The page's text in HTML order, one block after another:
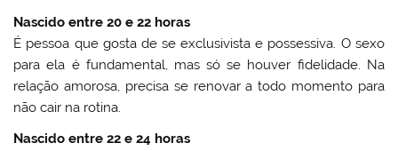
Nascido entre 20 e 22 horas
É pessoa que gosta de se exclusivista e possessiva. O sexo
para ela é fundamental, mas só se houver fidelidade. Na
relação amorosa, precisa se renovar a todo momento para
não cair na rotina.
Nascido entre 22 e 24 horas